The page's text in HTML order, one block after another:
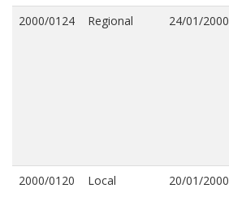
2000/0124 Regional 24/01/2000
2000/0120 Local 20/01/2000